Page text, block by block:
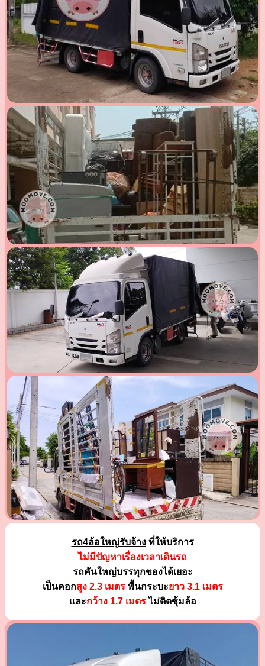
รถ4ล้อใหญ่รับจ้างที่ให้บริการ
ไม่มีปัญหาเรื่องเวลาเดินรถ
รถคันใหญ่บรรทุกของได้เยอะ
เป็นคอกสูง 2.3 เมตรพื้นกระบะยาว 3.1 เมตร
และกว้าง 1.7 เมตรไม่ติดซุ้มล้อ